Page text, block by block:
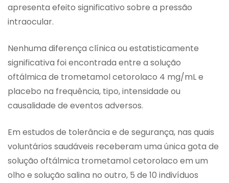
apresenta efeito significativo sobre a pressão
intraocular.
Nenhuma diferença clínica ou estatisticamente
significativa foi encontrada entre a solução
oftálmica de trometamol cetorolaco 4 mg/mL e
placebo na frequência, tipo, intensidade ou
causalidade de eventos adversos.
Em estudos de tolerância e de segurança, nas quais
voluntários saudáveis receberam uma única gota de
solução oftálmica trometamol cetorolaco em um
olho e solução salina no outro, 5 de 10 indivíduos